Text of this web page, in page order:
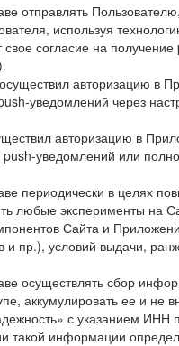
отправлять
используя
согласие на
авторизацию в
уведомлений через
авторизацию в
уведомлений или
периодически в целях
любые эксперименты на
Сайта и
пр.), условий выдачи,
осуществлять сбор
аккумулировать ее и не
с указанием
такой информации